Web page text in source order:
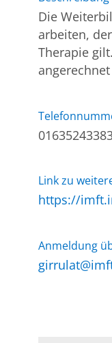
Die
arbeiten,
Therapie
Link zu
https://
Anmeldung